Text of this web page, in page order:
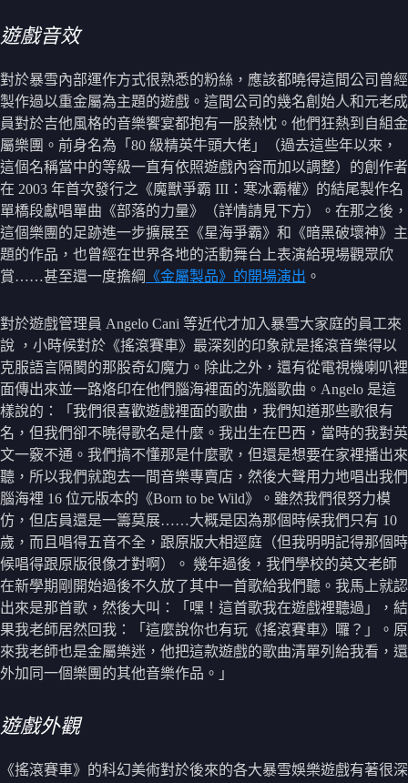
遊戲音效
對於暴雪內部運作方式很熟悉的粉絲，應該都曉得這間公司曾經
製作過以重金屬為主題的遊戲。這間公司的幾名創始人和元老成
員對於吉他風格的音樂饗宴都抱有一股熱忱。他們狂熱到自組金
屬樂團。前身名為「80 級精英牛頭大佬」（過去這些年以來，
這個名稱當中的等級一直有依照遊戲內容而加以調整）的創作者
在 2003 年首次發行之《魔獸爭霸 III：寒冰霸權》的結尾製作名
單橋段獻唱單曲《部落的力量》（詳情請見下方）。在那之後，
這個樂團的足跡進一步擴展至《星海爭霸》和《暗黑破壞神》主
題的作品，也曾經在世界各地的活動舞台上表演給現場觀眾欣
賞……甚至還一度擔綱 《金屬製品》的開場演出 。
對於遊戲管理員 Angelo Cani 等近代才加入暴雪大家庭的員工來
說 ，小時候對於《搖滾賽車》最深刻的印象就是搖滾音樂得以
克服語言隔閡的那股奇幻魔力。除此之外，還有從電視機喇叭裡
面傳出來並一路烙印在他們腦海裡面的洗腦歌曲。Angelo 是這
樣說的：「我們很喜歡遊戲裡面的歌曲，我們知道那些歌很有
名，但我們卻不曉得歌名是什麼。我出生在巴西，當時的我對英
文一竅不通。我們搞不懂那是什麼歌，但還是想要在家裡播出來
聽，所以我們就跑去一間音樂專賣店，然後大聲用力地唱出我們
腦海裡 16 位元版本的《Born to be Wild》。雖然我們很努力模
仿，但店員還是一籌莫展……大概是因為那個時候我們只有 10
歲，而且唱得五音不全，跟原版大相逕庭（但我明明記得那個時
候唱得跟原版很像才對啊）。 幾年過後，我們學校的英文老師
在新學期剛開始過後不久放了其中一首歌給我們聽。我馬上就認
出來是那首歌，然後大叫：「嘿！這首歌我在遊戲裡聽過」，結
果我老師居然回我：「這麼說你也有玩《搖滾賽車》囉？」。原
來我老師也是金屬樂迷，他把這款遊戲的歌曲清單列給我看，還
外加同一個樂團的其他音樂作品。」
遊戲外觀
《搖滾賽車》的科幻美術對於後來的各大暴雪娛樂遊戲有著很深